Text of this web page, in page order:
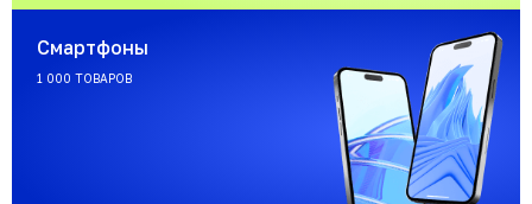
Смартфоны
1 000 ТОВАРОВ